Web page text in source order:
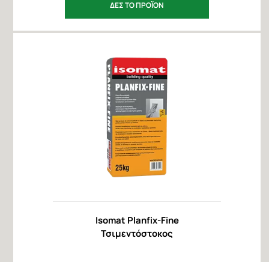
ΔΕΣ ΤΟ ΠΡΟΪΟΝ
Isomat Planfix-Fine
Τσιμεντόστοκος